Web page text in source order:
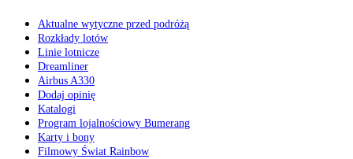
Aktualne wytyczne przed podróżą
Rozkłady lotów
Linie lotnicze
Dreamliner
Airbus A330
Dodaj opinię
Katalogi
Program lojalnościowy Bumerang
Karty i bony
Filmowy Świat Rainbow